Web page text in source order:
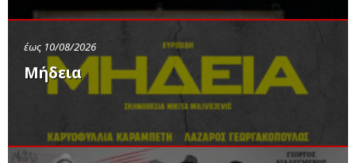
έως 10/08/2026
Μήδεια